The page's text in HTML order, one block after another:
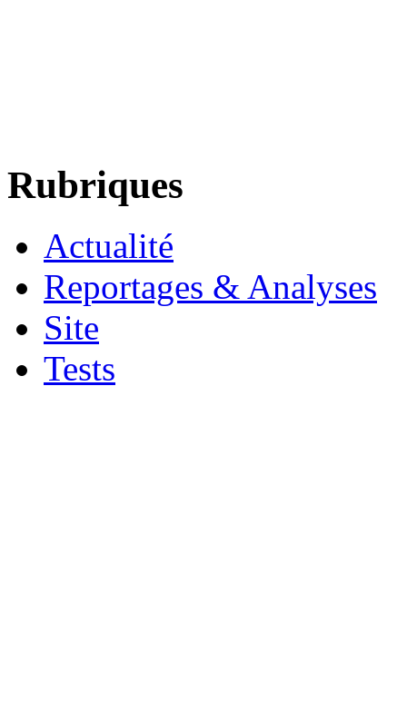
Rubriques
Actualité
Reportages & Analyses
Site
Tests